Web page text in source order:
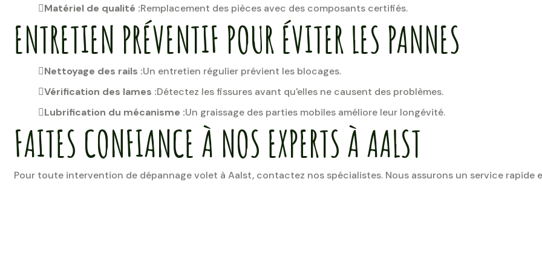
Matériel de qualité :Remplacement des pièces avec des composants certifiés.
ENTRETIEN PRÉVENTIF POUR ÉVITER LES PANNES
Nettoyage des rails :Un entretien régulier prévient les blocages.
Vérification des lames :Détectez les fissures avant qu'elles ne causent des problèmes.
Lubrification du mécanisme :Un graissage des parties mobiles améliore leur longévité.
FAITES CONFIANCE À NOS EXPERTS À AALST
Pour toute intervention de dépannage volet à Aalst, contactez nos spécialistes. Nous assurons un service rapide